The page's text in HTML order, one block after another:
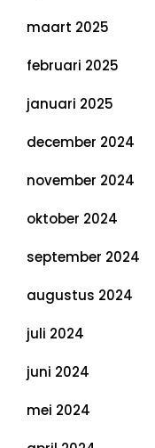
maart 2025
februari 2025
januari 2025
december 2024
november 2024
oktober 2024
september 2024
augustus 2024
juli 2024
juni 2024
mei 2024